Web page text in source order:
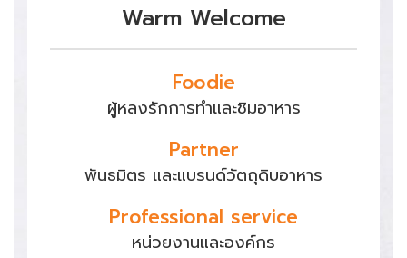
Warm Welcome
Foodie
ผู้หลงรักการทำและชิมอาหาร
Partner
พันธมิตร และแบรนด์วัตถุดิบอาหาร
Professional service
หน่วยงานและองค์กร